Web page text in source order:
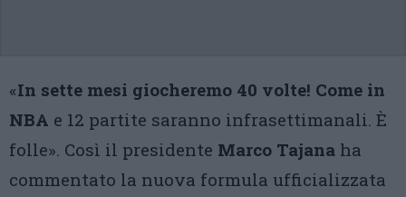
«In sette mesi giocheremo 40 volte! Come in
NBA e 12 partite saranno infrasettimanali. È
folle». Così il presidente Marco Tajana ha
commentato la nuova formula ufficializzata